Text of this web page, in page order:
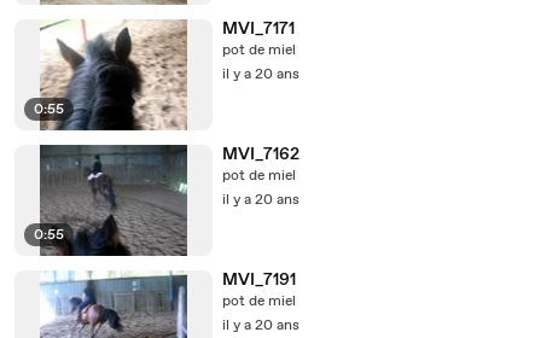
0:55
MVI_7171
pot de miel
il y a 20 ans
0:55
MVI_7162
pot de miel
il y a 20 ans
MVI_7191
pot de miel
il y a 20 ans